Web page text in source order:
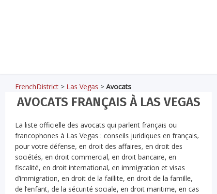
FrenchDistrict > Las Vegas >Avocats
AVOCATS FRANÇAIS À LAS VEGAS
La liste officielle des avocats qui parlent français ou
francophones à Las Vegas : conseils juridiques en français,
pour votre défense, en droit des affaires, en droit des
sociétés, en droit commercial, en droit bancaire, en
fiscalité, en droit international, en immigration et visas
d’immigration, en droit de la faillite, en droit de la famille,
de l’enfant, de la sécurité sociale, en droit maritime, en cas